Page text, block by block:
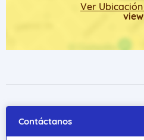
Ver Ubicación
view
Contáctanos